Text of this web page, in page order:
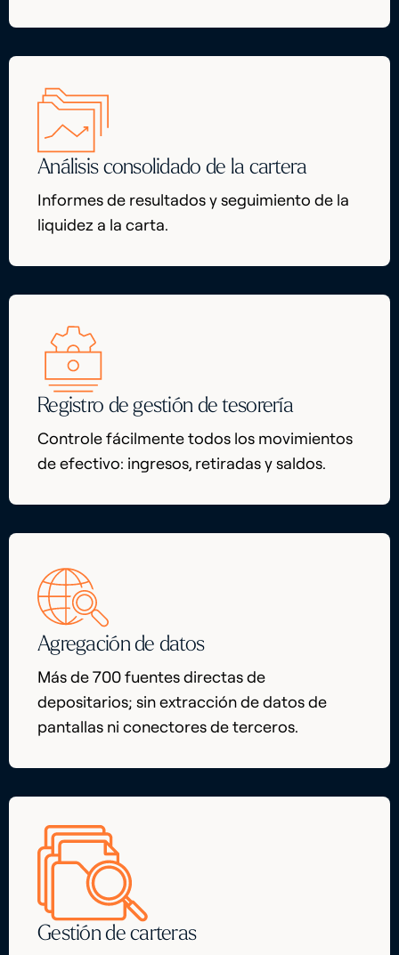
Análisis consolidado de la cartera
Informes de resultados y seguimiento de la
liquidez a la carta.
Registro de gestión de tesorería
Controle fácilmente todos los movimientos
de efectivo: ingresos, retiradas y saldos.
Agregación de datos
Más de 700 fuentes directas de
depositarios; sin extracción de datos de
pantallas ni conectores de terceros.
Gestión de carteras